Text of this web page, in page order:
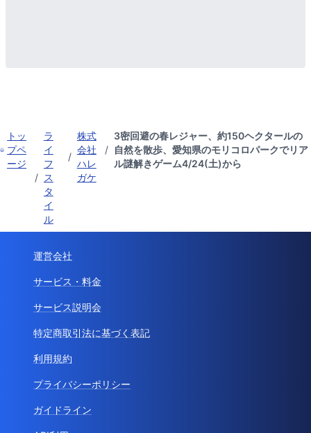
トッ
プペ
ージ
/
ラ
イ
フ
ス
タ
イ
ル
/
株式
会社
ハレ
ガケ
/
3密回避の春レジャー、約150ヘクタールの
自然を散歩、愛知県のモリコロパークでリア
ル謎解きゲーム4/24(土)から
運営会社
サービス・料金
サービス説明会
特定商取引法に基づく表記
利用規約
プライバシーポリシー
ガイドライン